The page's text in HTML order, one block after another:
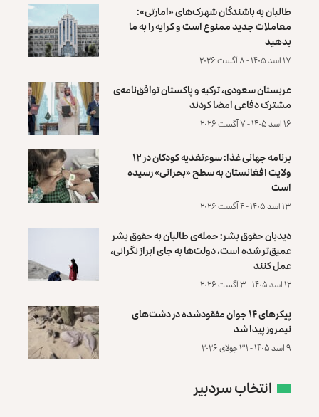
طالبان به باشندگان شهرک‌های «امارتی»:
معاملات جدید ممنوع است و کرایه را به ما
بدهید
۱۷ اسد ۱۴۰۵ - ۸ آگست ۲۰۲۶
عربستان سعودی، ترکیه و پاکستان توافق‌نامه‌ی
مشترک دفاعی امضا کردند
۱۶ اسد ۱۴۰۵ - ۷ آگست ۲۰۲۶
برنامه جهانی غذا: سوءتغذیه کودکان در ۱۲
ولایت افغانستان به سطح «بحرانی» رسیده
است
۱۳ اسد ۱۴۰۵ - ۴ آگست ۲۰۲۶
دیدبان حقوق بشر: حمله‌ی طالبان به حقوق بشر
عمیق‌تر شده است، دولت‌ها به جای ابراز نگرانی،
عمل کنند
۱۲ اسد ۱۴۰۵ - ۳ آگست ۲۰۲۶
پیکرهای ۱۴ جوان مفقودشده در دشت‌های
نیمروز پیدا شد
۹ اسد ۱۴۰۵ - ۳۱ جولای ۲۰۲۶
انتخاب سردبیر